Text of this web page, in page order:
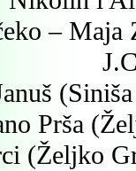
–
Prša
(Željko